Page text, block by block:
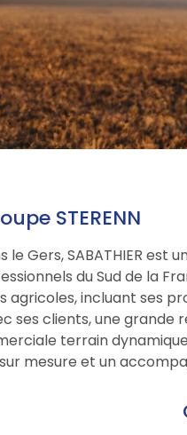
STERENN
le Gers, SABATHIER
du Sud de la
agricoles, incluant ses
ses clients, une
terrain
mesure et un